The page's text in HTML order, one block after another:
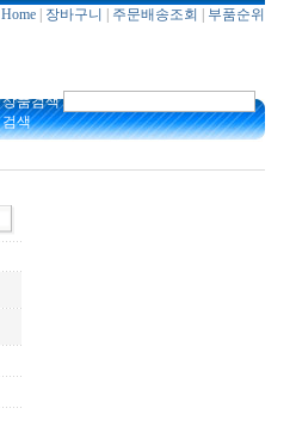
Home 장바구니 주문배송조회 부품순위
상품검색
검색